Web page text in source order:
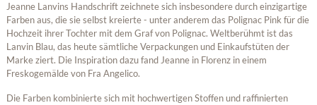
Jeanne Lanvins Handschrift zeichnete sich insbesondere durch einzigartige
Farben aus, die sie selbst kreierte - unter anderem das Polignac Pink für die
Hochzeit ihrer Tochter mit dem Graf von Polignac. Weltberühmt ist das
Lanvin Blau, das heute sämtliche Verpackungen und Einkaufstüten der
Marke ziert. Die Inspiration dazu fand Jeanne in Florenz in einem
Freskogemälde von Fra Angelico.
Die Farben kombinierte sich mit hochwertigen Stoffen und raffinierten